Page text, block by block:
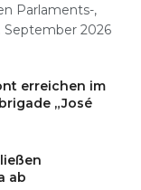
Parlaments-,
September 2026
erreichen im
„José
ab